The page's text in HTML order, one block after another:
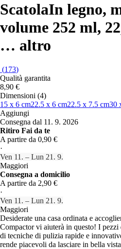
ScatolaIn legno,
volume 252 ml,
… altro
(173)
Qualità garantita
8,90 €
Dimensioni (4)
15 x 6 cm22.5 x 6 cm22.5 x 7.5 cm30
Aggiungi
Consegna dal 11. 9. 2026
Ritiro Fai da te
A partire da 0,90 €
·
Ven 11. – Lun 21. 9.
Maggiori
Consegna a domicilio
A partire da 2,90 €
·
Ven 11. – Lun 21. 9.
Maggiori
Desiderate una casa ordinata e
Compactor vi aiuterà in questo! I
di tecniche di pulizia rapide e
rende piacevoli da lasciare in bella